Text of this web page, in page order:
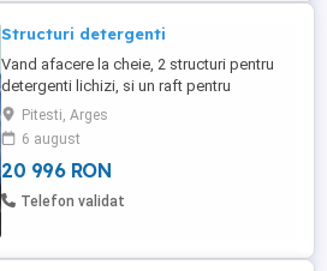
Structuri detergenti
Vand afacere la cheie, 2 structuri pentru
detergenti lichizi, si un raft pentru
bidoane, masa, cantar, etc. Produsele se
vand vrac, in functie de necesitatea
clientilor. Va pot pune in legatura cu
furnizorul, se vad produse italiene de
calitate.â Pentru mai multe detalii va stau
Pitesti, Arges
6 august
20 996 RON
Telefon validat